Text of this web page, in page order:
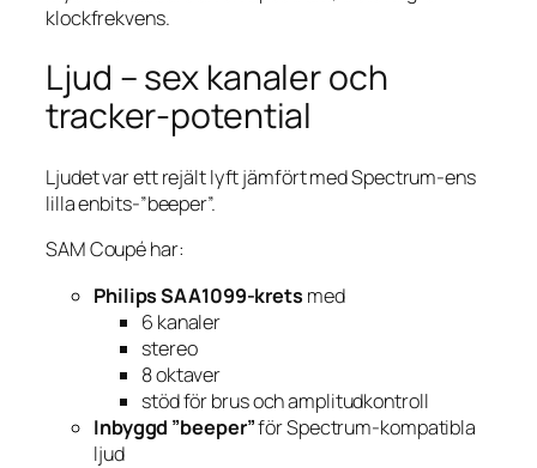
klockfrekvens.
Ljud – sex kanaler och
tracker-potential
Ljudet var ett rejält lyft jämfört med Spectrum-ens
lilla enbits-”beeper”.
SAM Coupé har:
Philips SAA1099-krets med
6 kanaler
stereo
8 oktaver
stöd för brus och amplitudkontroll
Inbyggd ”beeper”för Spectrum-kompatibla
ljud